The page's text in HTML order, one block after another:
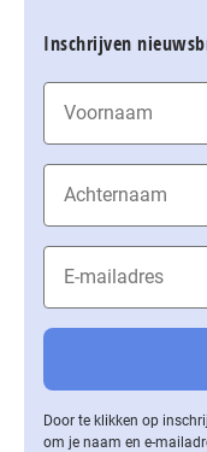
Inschrijven
Door te klikken op
om je naam en e-